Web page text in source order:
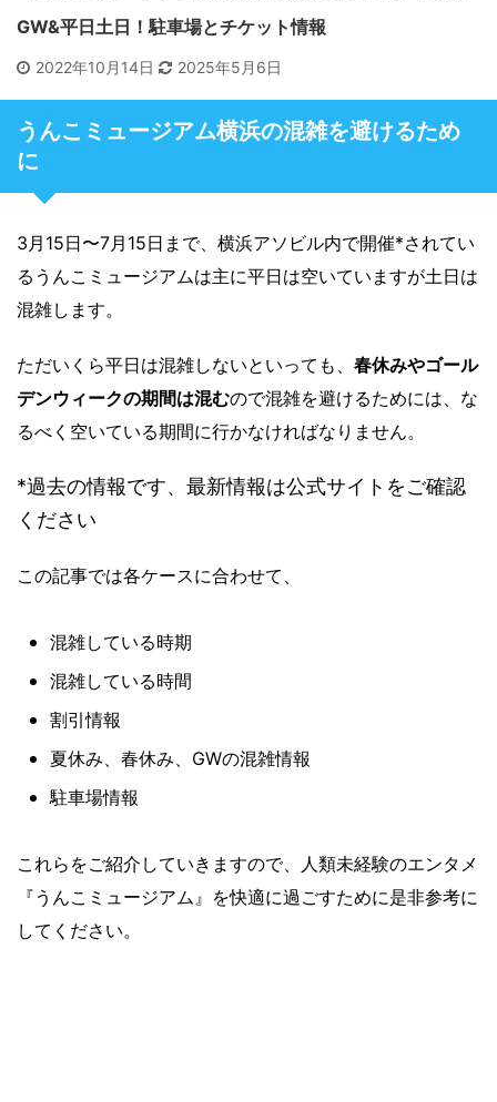
GW&平日土日！駐車場とチケット情報
2022年10月14日 2025年5月6日
うんこミュージアム横浜の混雑を避けるため
に
3月15日〜7月15日まで、横浜アソビル内で開催*されてい
るうんこミュージアムは主に平日は空いていますが土日は
混雑します。
ただいくら平日は混雑しないといっても、 春休みやゴール
デンウィークの期間は混むので混雑を避けるためには、な
るべく空いている期間に行かなければなりません。
*過去の情報です、最新情報は公式サイトをご確認
ください
この記事では各ケースに合わせて、
混雑している時期
混雑している時間
割引情報
夏休み、春休み、GWの混雑情報
駐車場情報
これらをご紹介していきますので、人類未経験のエンタメ
『うんこミュージアム』 を快適に過ごすために是非参考に
してください。